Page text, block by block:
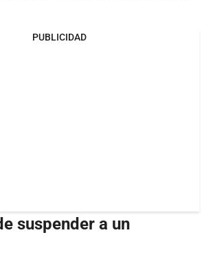
PUBLICIDAD
suspender a un